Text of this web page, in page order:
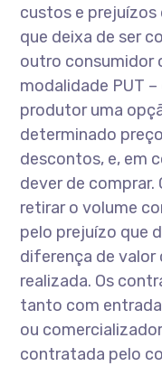
custos e prejuízos
que deixa de ser
outro consumidor
modalidade PUT
produtor uma
determinado
descontos, e, em
dever de comprar.
retirar o volume
pelo prejuízo que
diferença de
realizada. Os
tanto com
ou
contratada pelo